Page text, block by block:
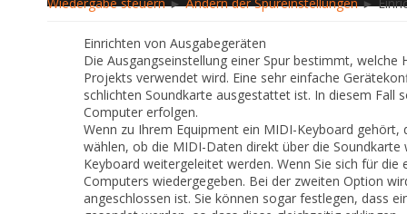
Einrichten von Ausgabegeräten
Die Ausgangseinstellung einer Spur bestimmt,
Projekts verwendet wird. Eine sehr einfache
schlichten Soundkarte ausgestattet ist. In diesem
Computer erfolgen.
Wenn zu Ihrem Equipment ein MIDI-Keyboard
wählen, ob die MIDI-Daten direkt über die
Keyboard weitergeleitet werden. Wenn Sie sich für
Computers wiedergegeben. Bei der zweiten Option
angeschlossen ist. Sie können sogar festlegen, dass